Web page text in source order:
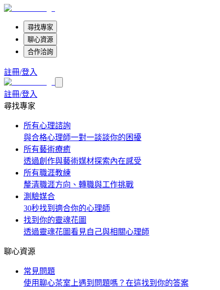
尋找專家
聊心資源
合作洽詢
註冊/登入
註冊/登入
尋找專家
所有心理諮詢
與合格心理師一對一談談你的困擾
所有藝術療癒
透過創作與藝術媒材探索內在感受
所有職涯教練
釐清職涯方向、轉職與工作挑戰
測驗媒合
30秒找到適合你的心理師
找到你的靈魂花圖
透過靈魂花圖看見自己與相關心理師
聊心資源
常見問題
使用聊心茶室上遇到問題嗎？在這找到你的答案